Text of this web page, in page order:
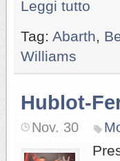
Leggi tutto
Tag: Abarth
Williams
Hublot-
Nov. 30